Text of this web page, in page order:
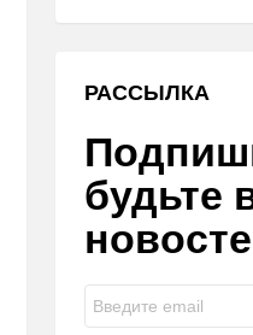
РАССЫЛКА
будьте